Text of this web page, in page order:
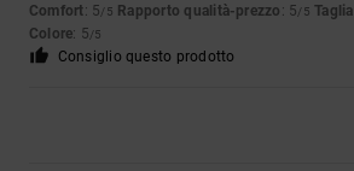
Comfort: 5/5 Rapporto qualità-prezzo : 5/5 Taglia
Colore: 5/5
Consiglio questo prodotto